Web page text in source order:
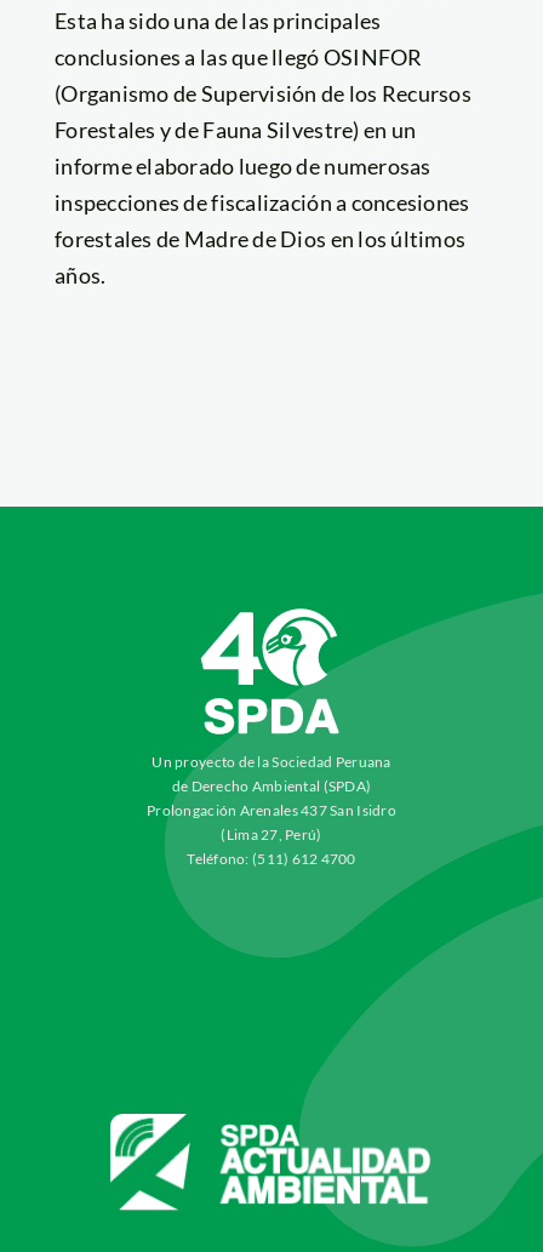
Esta ha sido una de las principales
conclusiones a las que llegó OSINFOR
(Organismo de Supervisión de los Recursos
Forestales y de Fauna Silvestre) en un
informe elaborado luego de numerosas
inspecciones de fiscalización a concesiones
forestales de Madre de Dios en los últimos
años.
Un proyecto de la Sociedad Peruana
de Derecho Ambiental (SPDA)
Prolongación Arenales 437 San Isidro
(Lima 27, Perú)
Teléfono: (511) 612 4700